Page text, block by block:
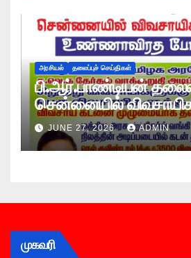
அரசியல் தலைப்புச் செய்திகள்
பி.ஆர்.பாண்டியன்
சென்னையில்
உண்ணாவிரத
JUNE 27, 2026 ADMIN
முகவரி